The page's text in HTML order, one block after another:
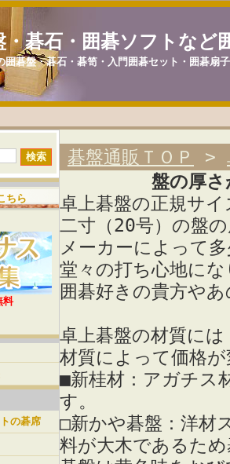
・碁石・囲碁ソフトなど
碁盤・碁石・碁笥・入門囲碁セット・囲碁扇
ちら
料
の碁席
碁盤通販ＴＯＰ >
盤の厚さ
卓上碁盤の正規サ
二寸（20号）の盤
メーカーによって
堂々の打ち心地に
囲碁好きの貴方や
卓上碁盤の材質に
材質によって価格
■新桂材：アガチス
す。
□新かや碁盤：洋材
料が大木であるた